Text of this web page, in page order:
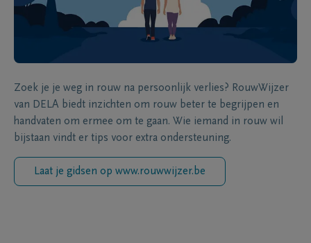
Zoek je je weg in rouw na persoonlijk verlies? RouwWijzer
van DELA biedt inzichten om rouw beter te begrijpen en
handvaten om ermee om te gaan. Wie iemand in rouw wil
bijstaan vindt er tips voor extra ondersteuning.
Laat je gidsen op www.rouwwijzer.be